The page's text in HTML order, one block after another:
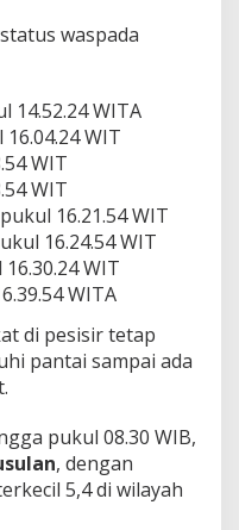
waspada
14.52.24 WITA
WIT
WIT
WIT
16.21.54 WIT
16.24.54 WIT
WIT
WITA
di pesisir tetap
pantai sampai ada
pukul 08.30 WIB,
, dengan
5,4 di wilayah